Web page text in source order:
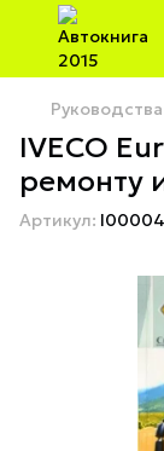
IVECO
ремонту
Артикул: I00004